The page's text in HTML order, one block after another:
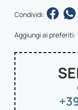
Condividi:
Aggiungi ai preferiti: